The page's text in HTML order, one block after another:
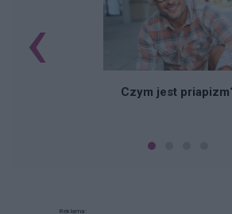
Czym jest
‹
Reklama: